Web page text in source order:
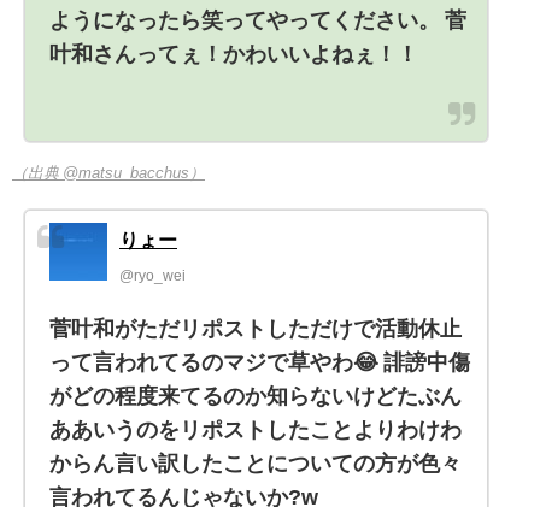
ようになったら笑ってやってください。 菅
叶和さんってぇ！かわいいよねぇ！！
（出典 @matsu_bacchus）
りょー
@ryo_wei
菅叶和がただリポストしただけで活動休止
って言われてるのマジで草やわ😂 誹謗中傷
がどの程度来てるのか知らないけどたぶん
ああいうのをリポストしたことよりわけわ
からん言い訳したことについての方が色々
言われてるんじゃないか?w